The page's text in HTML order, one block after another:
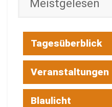
Meistgelesen
Tagesüberblick
Veranstaltungen
Blaulicht